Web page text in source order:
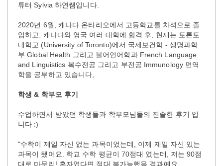
튜터 Sylvia 하연쌤입니다.
2020년 6월, 캐나다 온타리오에서 고등학교를 차석으로 졸
업하고, 캐나다와 영국 여러 대학에 합격 후, 현재는 토론토
대학교 (University of Toronto)에서 국제보건학 - 생명과학
부 Global Health 그리고 불어언어학과 French Language
and Linguistics 복수전공 그리고 부전공 Immunology 면역
학을 공부하고 있습니다,
학생 & 학부모 후기
수업하면서 받았던 학생들과 학부모님들의 진솔한 후기 입
니다 :)
"수학이 제일 자신 없는 과목이었는데, 이제 제일 자신 있는
과목이 됐어요. 학교 수학 평균이 70점대 였는데, 저는 90점
대로 마무리! 혼자였다면 절대 불가능했을 결과예요.